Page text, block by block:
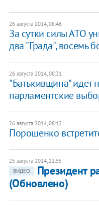
26 августа 2014, 08:46
За сутки силы АТО
два "Града", восемь
26 августа 2014, 08:31
"Батькивщина" идет
парламентские
26 августа 2014, 08:12
Порошенко
25 августа 2014, 21:55
ВИДЕО
Президент
(Обновлено)